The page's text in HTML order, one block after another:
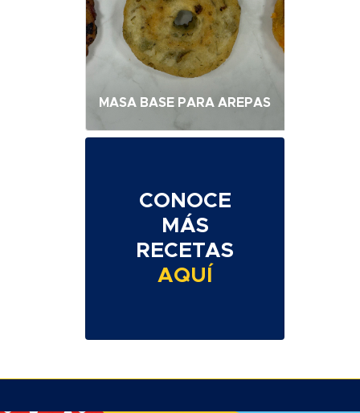
MASA BASE PARA AREPAS
CONOCE
MÁS
RECETAS
AQUÍ